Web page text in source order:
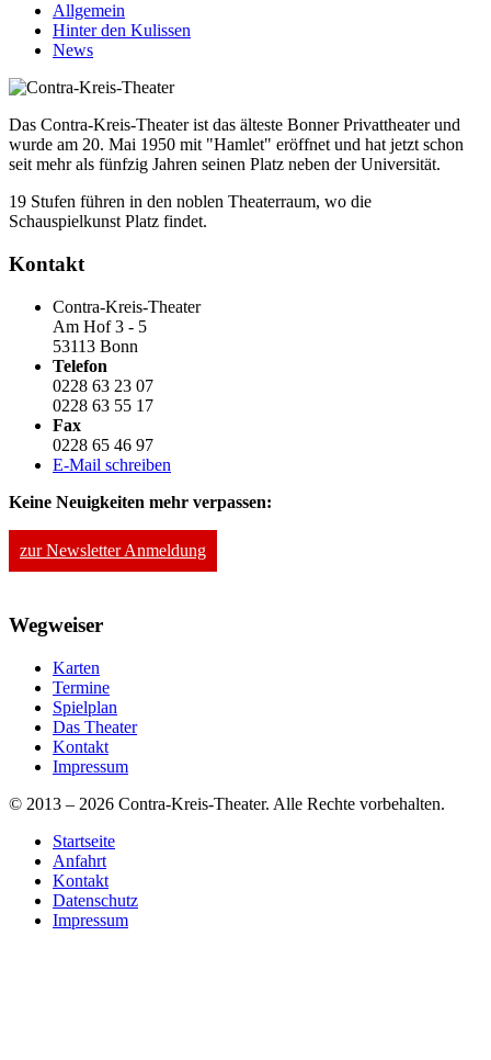
Allgemein
Hinter den Kulissen
News
Das Contra-Kreis-Theater ist das älteste Bonner Privattheater und
wurde am 20. Mai 1950 mit "Hamlet" eröffnet und hat jetzt schon
seit mehr als fünfzig Jahren seinen Platz neben der Universität.
19 Stufen führen in den noblen Theaterraum, wo die
Schauspielkunst Platz findet.
Kontakt
Contra-Kreis-Theater
Am Hof 3 - 5
53113 Bonn
Telefon
0228 63 23 07
0228 63 55 17
Fax
0228 65 46 97
E-Mail schreiben
Keine Neuigkeiten mehr verpassen:
zur Newsletter Anmeldung
Wegweiser
Karten
Termine
Spielplan
Das Theater
Kontakt
Impressum
© 2013 – 2026 Contra-Kreis-Theater. Alle Rechte vorbehalten.
Startseite
Anfahrt
Kontakt
Datenschutz
Impressum